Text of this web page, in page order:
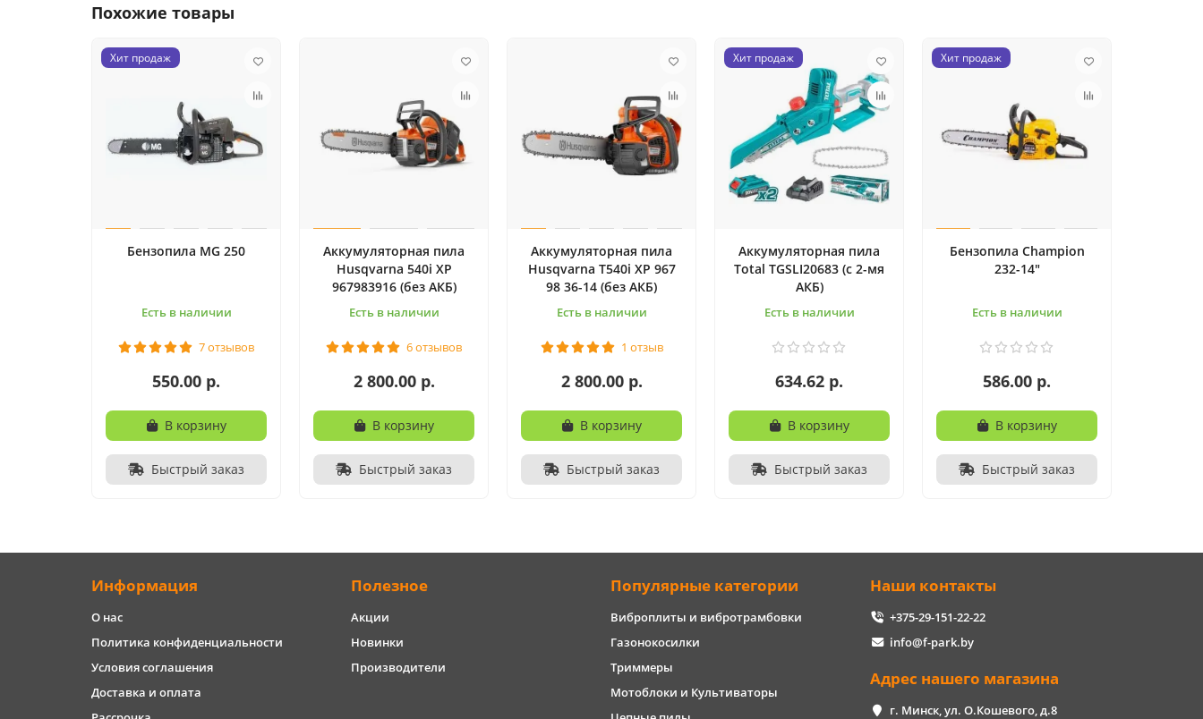
Похожие товары
Хит продаж
Бензопила MG 250
Есть в наличии
7 отзывов
550.00 р.
В корзину
Быстрый заказ
Аккумуляторная пила
Husqvarna 540i XP
967983916 (без АКБ)
Есть в наличии
6 отзывов
2 800.00 р.
В корзину
Быстрый заказ
Аккумуляторная пила
Husqvarna T540i XP 967
98 36-14 (без АКБ)
Есть в наличии
1 отзыв
2 800.00 р.
В корзину
Быстрый заказ
Хит продаж
Аккумуляторная пила
Total TGSLI20683 (с 2-мя
АКБ)
Есть в наличии
634.62 р.
В корзину
Быстрый заказ
Хит продаж
Бензопила Champion
232-14"
Есть в наличии
586.00 р.
В корзину
Быстрый заказ
Информация
О нас
Политика конфиденциальности
Условия соглашения
Доставка и оплата
Полезное
Акции
Новинки
Производители
Популярные категории
Виброплиты и вибротрамбовки
Газонокосилки
Триммеры
Мотоблоки и Культиваторы
Наши контакты
+375-29-151-22-22
info@f-park.by
Адрес нашего магазина
г. Минск, ул. О.Кошевого, д.8